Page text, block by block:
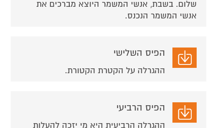
שלום. בשבת, אנשי המשמר היוצא מברכים את
אנשי המשמר הנכנס.
הפיס השלישי
ההגרלה על הקטרת הקטורת.
הפיס הרביעי
ההגרלה הרביעית היא מי יזכה להעלות